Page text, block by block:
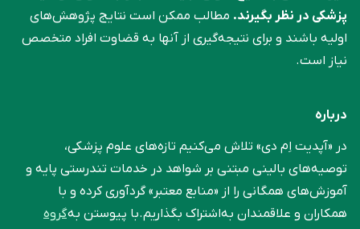
پزشکی در نظر بگیرند. مطالب ممکن است نتایج پژوهش‌های
اولیه باشند و برای نتیجه‌گیری از آنها به قضاوت افراد متخصص
نیاز است.
درباره
در «آپدیت اِم دی» تلاش می‌کنیم تازه‌های علوم پزشکی،
توصیه‌های بالینی مبتنی بر شواهد در خدمات تندرستی پایه و
آموزش‌های همگانی را از «منابع معتبر» گردآوری کرده و با
همکاران و علاقمندان به‌اشتراک بگذاریم.با پیوستن بهگروه